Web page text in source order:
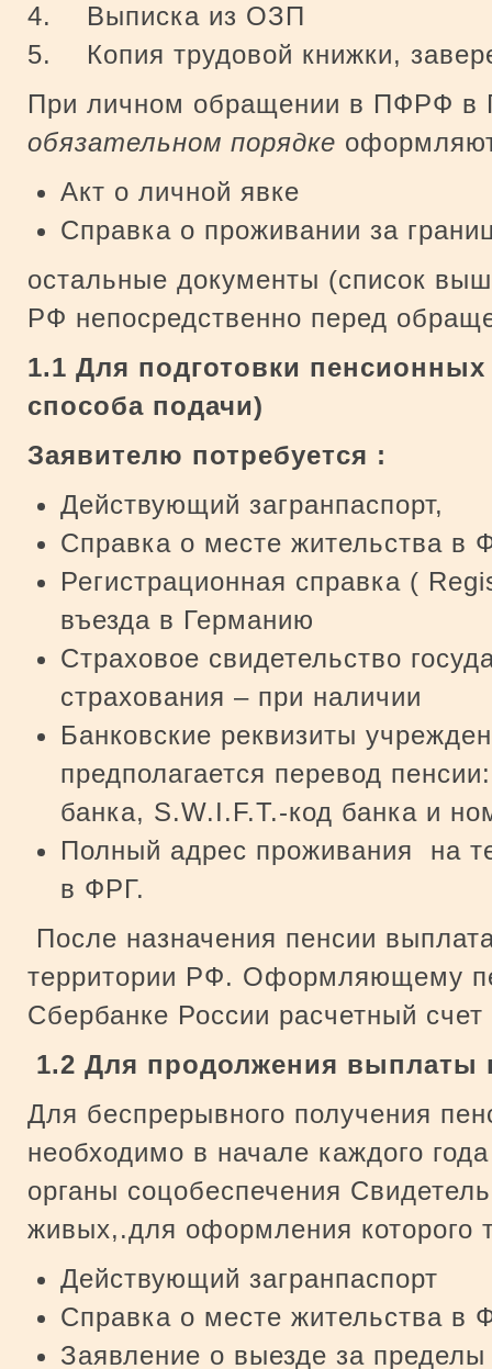
4. Выписка из ОЗП
5. Копия трудовой книжки,
При личном обращении в ПФРФ в
обязательном порядке
Акт о личной явке
Справка о проживании за
остальные документы (список
РФ непосредственно перед
1.1 Для подготовки
способа подачи)
Заявителю потребуется :
Действующий загранпаспорт,
Справка о месте жительства в
Регистрационная справка (
въезда в Германию
Страховое свидетельство
страхования – при наличии
Банковские реквизиты
предполагается перевод
банка, S.W.I.F.T.-код банка и
Полный адрес проживания на
в ФРГ.
После назначения пенсии
территории РФ. Оформляющему
Сбербанке России расчетный
1.2 Для продолжения выплаты
Для беспрерывного получения
необходимо в начале каждого
органы соцобеспечения
живых,.для оформления которого
Действующий загранпаспорт
Справка о месте жительства в
Заявление о выезде за